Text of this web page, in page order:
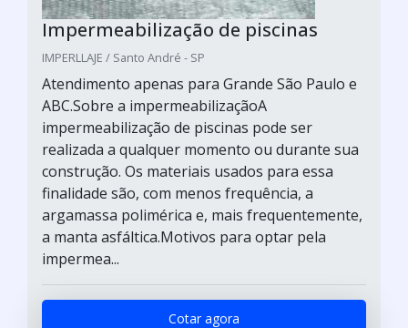
Impermeabilização de piscinas
IMPERLLAJE / Santo André - SP
Atendimento apenas para Grande São Paulo e
ABC.Sobre a impermeabilizaçãoA
impermeabilização de piscinas pode ser
realizada a qualquer momento ou durante sua
construção. Os materiais usados para essa
finalidade são, com menos frequência, a
argamassa polimérica e, mais frequentemente,
a manta asfáltica.Motivos para optar pela
impermea...
Cotar agora